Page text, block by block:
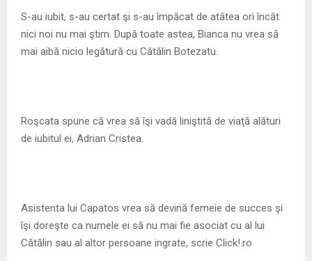
E
U
S-au iubit, s-au certat şi s-au împăcat de atâtea ori încât
nici noi nu mai ştim. După toate astea, Bianca nu vrea să
mai aibă nicio legătură cu Cătălin Botezatu.
Roşcata spune că vrea să îşi vadă liniştită de viaţă alături
de iubitul ei, Adrian Cristea.
Asistenta lui Capatos vrea să devină femeie de succes şi
îşi doreşte ca numele ei să nu mai fie asociat cu al lui
Cătălin sau al altor persoane ingrate, scrie Click!.ro